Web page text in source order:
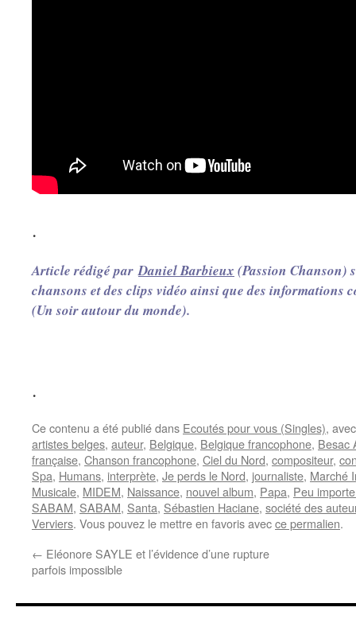
.
Article rédigé parDaniel Barbieux (Passion Chanson)
chansons et des clips vidéo ainsi que des informations
(Un soir autour du monde).
.
Ce contenu a été publié dans Ecoutés pour vous (Singles),
artistes belges, auteur, Belgique, Belgique francophone, Besac
française, Chanson francophone, Ciel du Nord, compositeur,
Spa, Humans, interprète, Je perds le Nord, journaliste, Marché
Musicale, MIDEM, Naissance, nouvel album, Papa, Peu
SABAM, SABAM, Santa, Sébastien Haciane, société des
Verviers. Vous pouvez le mettre en favoris avecce permalien.
← Eléonore SAYLE et l’évidence d’une rupture
parfois impossible